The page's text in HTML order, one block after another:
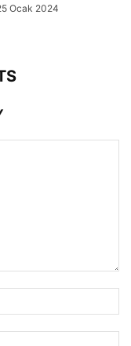
Ocak 2024